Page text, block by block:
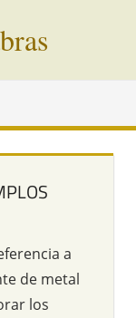
a
de metal
los